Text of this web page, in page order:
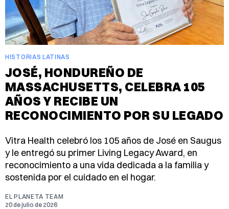
HISTORIAS LATINAS
JOSÉ, HONDUREÑO DE
MASSACHUSETTS, CELEBRA 105
AÑOS Y RECIBE UN
RECONOCIMIENTO POR SU LEGADO
Vitra Health celebró los 105 años de José en Saugus
y le entregó su primer Living Legacy Award, en
reconocimiento a una vida dedicada a la familia y
sostenida por el cuidado en el hogar.
EL PLANETA TEAM
20 de julio de 2026